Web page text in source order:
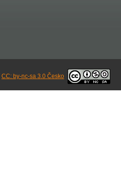
CC: by-nc-sa 3.0 Česko